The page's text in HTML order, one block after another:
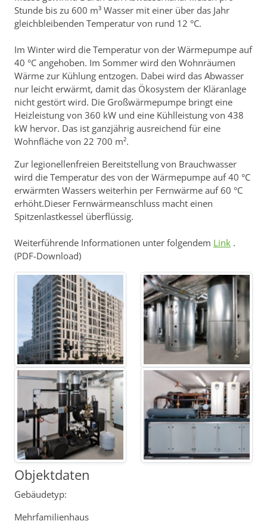
Stunde bis zu 600 m³ Wasser mit einer über das Jahr
gleichbleibenden Temperatur von rund 12 °C.
Im Winter wird die Temperatur von der Wärmepumpe auf
40 °C angehoben. Im Sommer wird den Wohnräumen
Wärme zur Kühlung entzogen. Dabei wird das Abwasser
nur leicht erwärmt, damit das Ökosystem der Kläranlage
nicht gestört wird. Die Großwärmepumpe bringt eine
Heizleistung von 360 kW und eine Kühlleistung von 438
kW hervor. Das ist ganzjährig ausreichend für eine
Wohnfläche von 22 700 m².
Zur legionellenfreien Bereitstellung von Brauchwasser
wird die Temperatur des von der Wärmepumpe auf 40 °C
erwärmten Wassers weiterhin per Fernwärme auf 60 °C
erhöht.Dieser Fernwärmeanschluss macht einen
Spitzenlastkessel überflüssig.
Weiterführende Informationen unter folgendem Link .
(PDF-Download)
Objektdaten
Gebäudetyp:
Mehrfamilienhaus